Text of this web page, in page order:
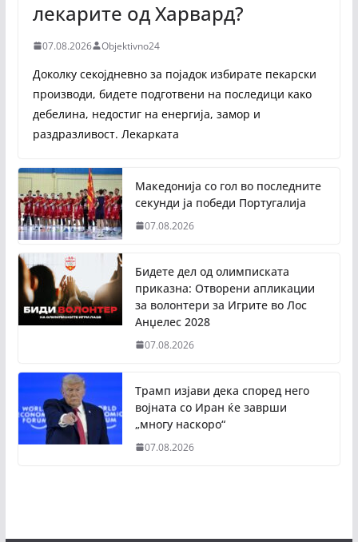
лекарите од Харвард?
07.08.2026 Objektivno24
Доколку секојдневно за појадок избирате пекарски
производи, бидете подготвени на последици како
дебелина, недостиг на енергија, замор и
раздразливост. Лекарката
Македонија со гол во последните
секунди ја победи Португалија
07.08.2026
Бидете дел од олимписката
приказна: Отворени апликации
за волонтери за Игрите во Лос
Анџелес 2028
07.08.2026
Трамп изјави дека според него
војната со Иран ќе заврши
„многу наскоро“
07.08.2026